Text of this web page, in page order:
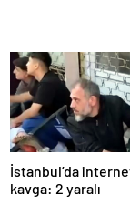
İstanbul’da
kavga: 2 yaralı